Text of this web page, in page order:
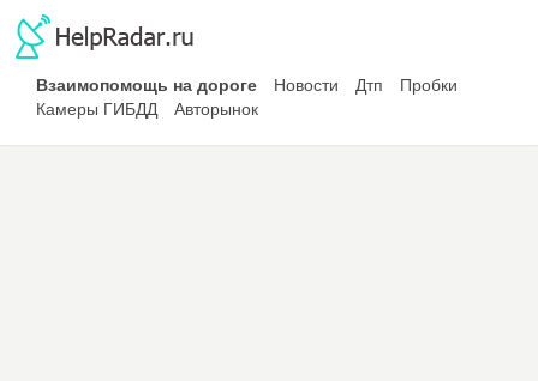
Взаимопомощь на дороге Новости Дтп
Пробки
Камеры ГИБДД
Авторынок